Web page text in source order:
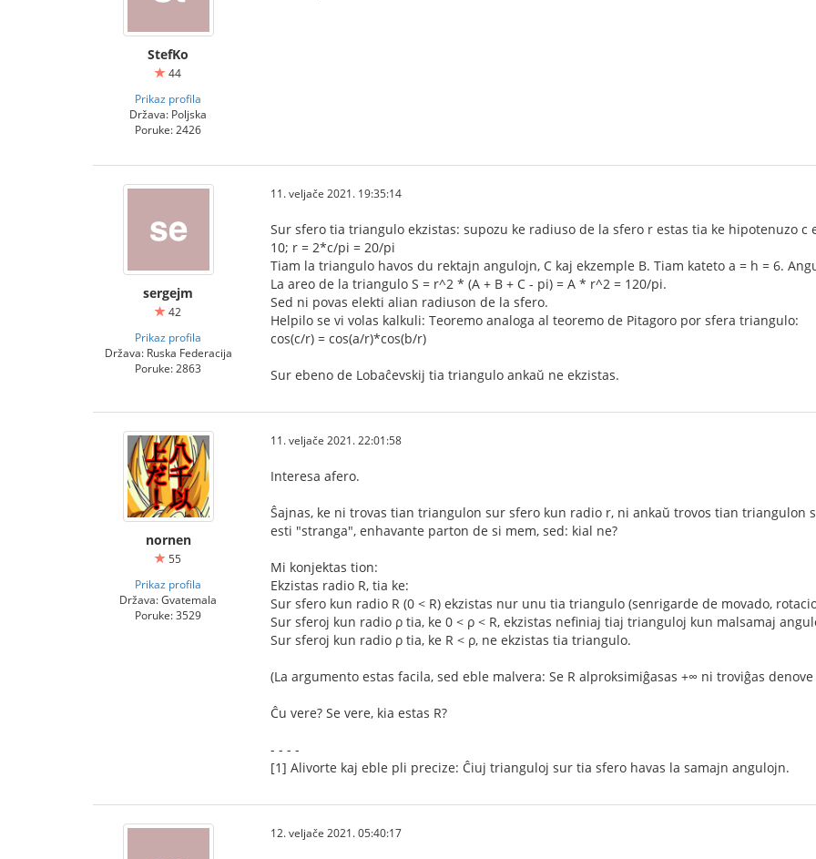
StefKo
44
Prikaz profila
Država: Poljska
Poruke: 2426
sergejm
42
Prikaz profila
Država: Ruska Federacija
Poruke: 2863
11. veljače 2021. 19:35:14
Sur sfero tia triangulo ekzistas: supozu ke radiuso de la sfero r estas tia ke hipotenuzo
10; r = 2*c/pi = 20/pi
Tiam la triangulo havos du rektajn angulojn, C kaj ekzemple B. Tiam kateto a = h = 6.
La areo de la triangulo S = r^2 * (A + B + C - pi) = A * r^2 = 120/pi.
Sed ni povas elekti alian radiuson de la sfero.
Helpilo se vi volas kalkuli: Teoremo analoga al teoremo de Pitagoro por sfera triangulo:
cos(c/r) = cos(a/r)*cos(b/r)
Sur ebeno de Lobaĉevskij tia triangulo ankaŭ ne ekzistas.
nornen
55
Prikaz profila
Država: Gvatemala
Poruke: 3529
11. veljače 2021. 22:01:58
Interesa afero.
Ŝajnas, ke ni trovas tian triangulon sur sfero kun radio r, ni ankaŭ trovos tian triangulon
esti "stranga", enhavante parton de si mem, sed: kial ne?
Mi konjektas tion:
Ekzistas radio R, tia ke:
Sur sfero kun radio R (0 < R) ekzistas nur unu tia triangulo (senrigarde de movado,
Sur sferoj kun radio ρ tia, ke 0 < ρ < R, ekzistas nefiniaj tiaj trianguloj kun malsamaj
Sur sferoj kun radio ρ tia, ke R < ρ, ne ekzistas tia triangulo.
(La argumento estas facila, sed eble malvera: Se R alproksimiĝasas +∞ ni troviĝas
Ĉu vere? Se vere, kia estas R?
- - - -
[1] Alivorte kaj eble pli precize: Ĉiuj trianguloj sur tia sfero havas la samajn angulojn.
12. veljače 2021. 05:40:17